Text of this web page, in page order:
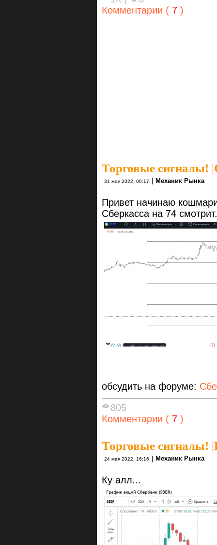
Комментарии ( 7 )
Торговые сигналы! |
31 мая 2022, 06:17 Механик Рынка
Привет начинаю
Сберкасса на 74
обсудить на форуме:
805
Комментарии ( 7 )
Торговые сигналы! |
24 мая 2022, 16:16 Механик Рынка
Ку алл...